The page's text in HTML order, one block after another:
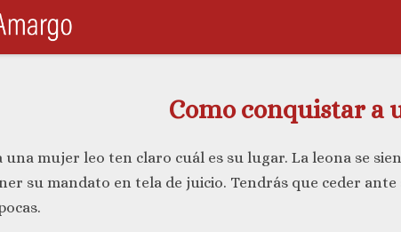
Como conquistar a
una mujer leo ten claro cuál es su lugar. La leona se
su mandato en tela de juicio. Tendrás que ceder